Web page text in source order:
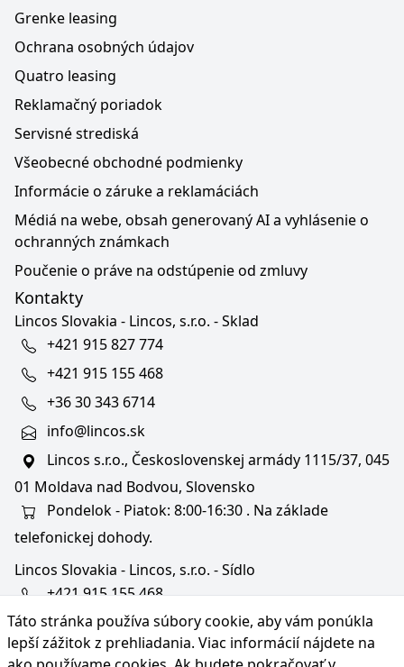
Táto stránka používa súbory cookie, aby vám ponúkla
lepší zážitok z prehliadania. Viac informácií nájdete na
Grenke leasing
Ochrana osobných údajov
Quatro leasing
Reklamačný poriadok
Servisné strediská
Všeobecné obchodné podmienky
Informácie o záruke a reklamáciách
Médiá na webe, obsah generovaný AI a vyhlásenie o
ochranných známkach
Poučenie o práve na odstúpenie od zmluvy
Kontakty
Lincos Slovakia - Lincos, s.r.o. - Sklad
+421 915 827 774
+421 915 155 468
+36 30 343 6714
info@lincos.sk
Lincos s.r.o., Československej armády 1115/37, 045
01 Moldava nad Bodvou, Slovensko
Pondelok - Piatok: 8:00-16:30 . Na základe
telefonickej dohody.
Lincos Slovakia - Lincos, s.r.o. - Sídlo
+421 915 155 468
+36/30 343 6714
bratislava@lincos.sk